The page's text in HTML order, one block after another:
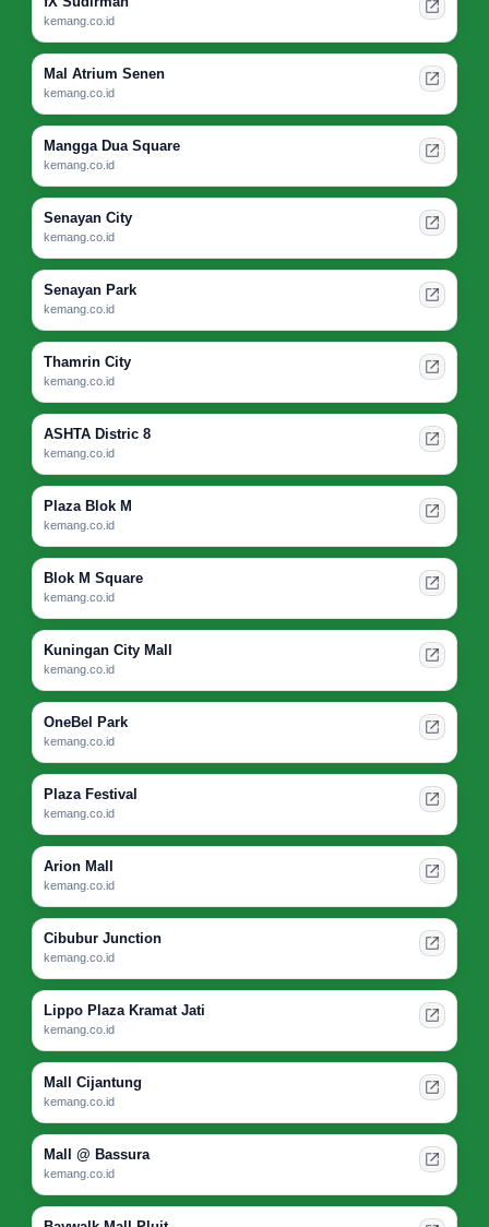
kemang.co.id
Mal Atrium Senen
kemang.co.id
Mangga Dua Square
kemang.co.id
Senayan City
kemang.co.id
Senayan Park
kemang.co.id
Thamrin City
kemang.co.id
ASHTA Distric 8
kemang.co.id
Plaza Blok M
kemang.co.id
Blok M Square
kemang.co.id
Kuningan City Mall
kemang.co.id
OneBel Park
kemang.co.id
Plaza Festival
kemang.co.id
Arion Mall
kemang.co.id
Cibubur Junction
kemang.co.id
Lippo Plaza Kramat Jati
kemang.co.id
Mall Cijantung
kemang.co.id
Mall @ Bassura
kemang.co.id